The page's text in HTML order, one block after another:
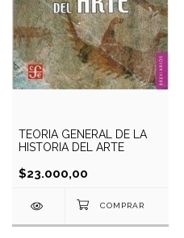
TEORIA GENERAL DE LA
HISTORIA DEL ARTE
$23.000,00